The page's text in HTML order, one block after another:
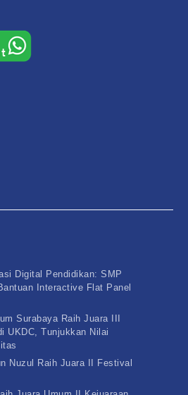
Digital Pendidikan: SMP
Interactive Flat Panel
Surabaya Raih Juara III
UKDC, Tunjukkan Nilai
Nuzul Raih Juara II Festival